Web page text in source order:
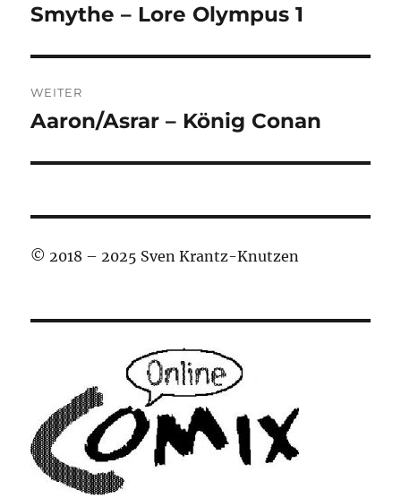
Vorheriger
Smythe – Lore Olympus 1
WEITER
Nächster
Aaron/Asrar – König Conan
© 2018 – 2025 Sven Krantz-Knutzen